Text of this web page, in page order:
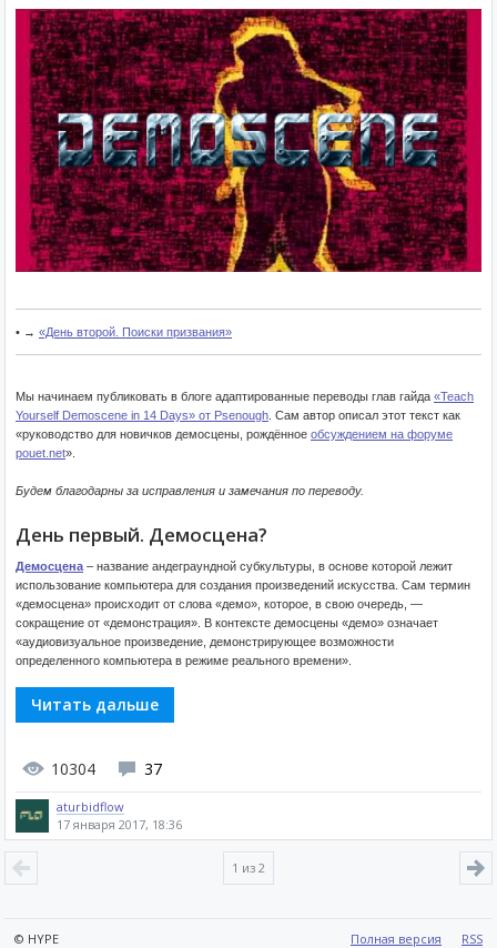
• → «День второй. Поиски призвания»
Мы начинаем публиковать в блоге адаптированные переводы глав гайда «Teach
Yourself Demoscene in 14 Days» от Psenough . Сам автор описал этот текст как
«руководство для новичков демосцены, рождённое обсуждением на форуме
pouet.net».
Будем благодарны за исправления и замечания по переводу.
День первый. Демосцена?
Демосцена – название андеграундной субкультуры, в основе которой лежит
использование компьютера для создания произведений искусства. Сам термин
«демосцена» происходит от слова «демо», которое, в свою очередь, —
сокращение от «демонстрация». В контексте демосцены «демо» означает
«аудиовизуальное произведение, демонстрирующее возможности
определенного компьютера в режиме реального времени».
Читать дальше
10304 37
aturbidflow
17 января 2017, 18:36
1 из 2
Полная версия RSS
© HYPE